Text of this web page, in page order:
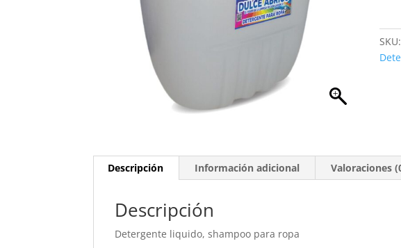
SKU:
Descripción Información adicional Valoraciones
Descripción
Detergente liquido, shampoo para ropa